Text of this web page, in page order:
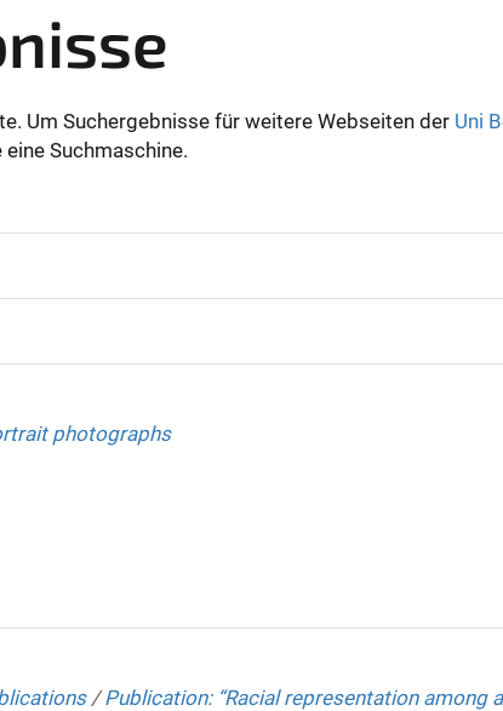
Um Suchergebnisse für weitere Webseiten der Uni
Suchmaschine.
photographs
/Publication: “Racial representation among